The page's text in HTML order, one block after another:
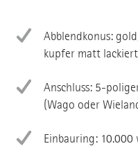
Abblendkonus:
kupfer matt
Anschluss: 5-
(Wago oder
Einbauring: 10.000